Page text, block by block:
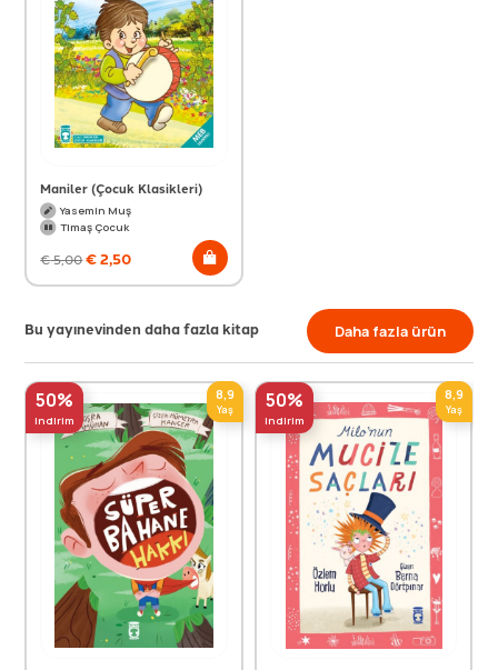
Maniler (Çocuk Klasikleri)
Yasemin Muş
Timaş Çocuk
€5,00€2,50
Bu yayınevinden daha fazla kitap Daha fazla ürün
50%
indirim
8,9
Yaş 50%
indirim
8,9
Yaş